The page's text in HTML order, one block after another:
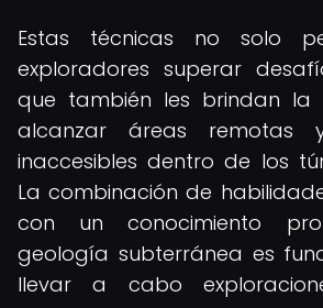
Estas técnicas no solo
exploradores superar
que también les brindan
alcanzar áreas remotas
inaccesibles dentro de los
La combinación de
con un conocimiento
geología subterránea es
llevar a cabo